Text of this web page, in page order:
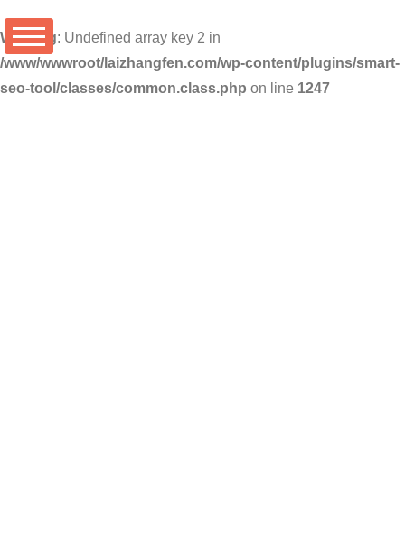
Warning: Undefined array key 2 in
/www/wwwroot/laizhangfen.com/wp-content/plugins/smart-
seo-tool/classes/common.class.php on line 1247